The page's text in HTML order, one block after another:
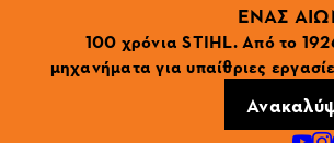
ΕΝΑΣ
100 χρόνια STIHL. Από το
μηχανήματα για υπαίθριες